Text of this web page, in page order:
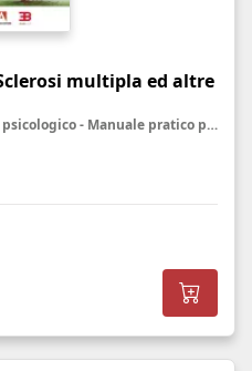
multipla ed altre
La necessità di un trattamento psicologico - Manuale pratico per personale sanitario, famigliari ed utenti